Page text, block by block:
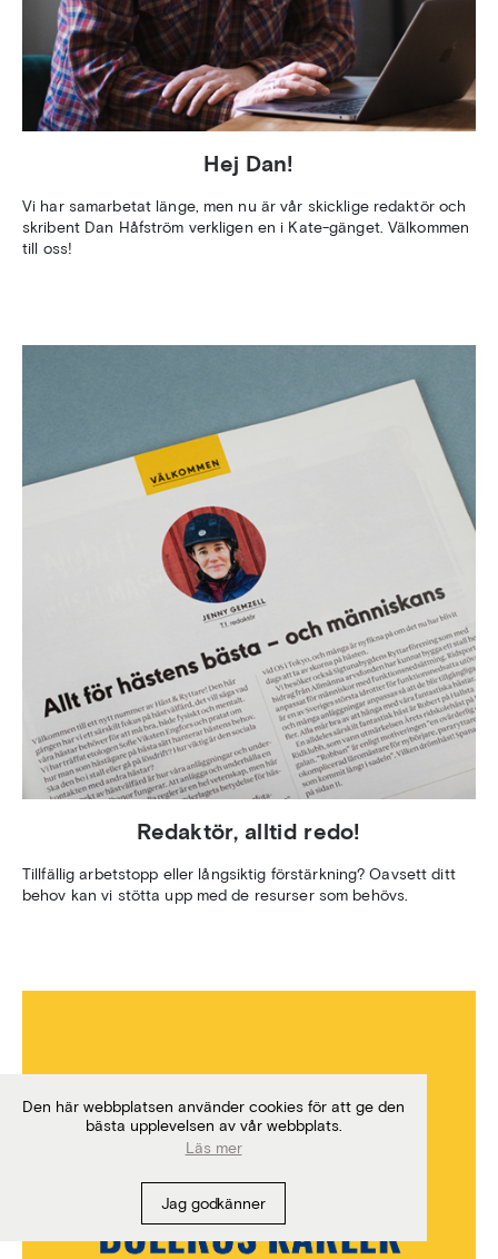
Den här webbplatsen använder cookies för att ge den
bästa upplevelsen av vår webbplats.
Läs mer
Jag godkänner
Hej Dan!
Vi har samarbetat länge, men nu är vår skicklige redaktör och
skribent Dan Håfström verkligen en i Kate-gänget. Välkommen
till oss!
Redaktör, alltid redo!
Tillfällig arbetstopp eller långsiktig förstärkning? Oavsett ditt
behov kan vi stötta upp med de resurser som behövs.